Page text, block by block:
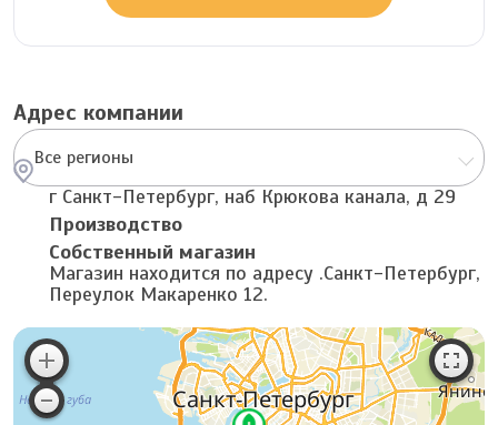
Адрес компании
Все регионы
г Санкт-Петербург, наб Крюкова канала, д 29
Производство
Собственный магазин
Магазин находится по адресу .Санкт-Петербург,
Переулок Макаренко 12.